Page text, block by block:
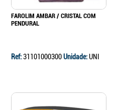
FAROLIM AMBAR / CRISTAL COM
PENDURAL
Ref:31101000300Unidade:UNI